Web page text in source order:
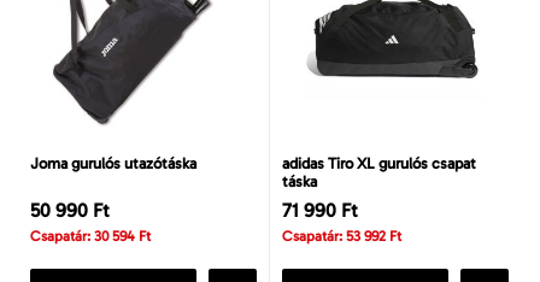
Joma gurulós utazótáska
50 990 Ft
Csapatár: 30 594 Ft
adidas Tiro XL gurulós csapat
táska
71 990 Ft
Csapatár: 53 992 Ft